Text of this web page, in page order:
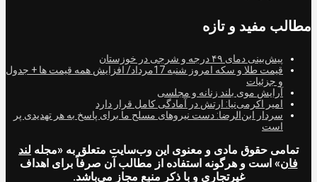
مطالب مفید و تازه
پیش‌بینی دمای ۴۹ درجه و شرجی در خوزستان
قیمت طلا و سکه امروز شنبه 17مرداد/ افزایش همه قیمت ها + جدول
و جزئیات
آرایش موی بلند زنانه و مجلسی
امیر اکرمی‌نیا: ارتش در آمادگی کامل قرار دارد
سردار ابن‌الرضا: دست نیروهای مسلح ما برای پاسخ به هر تهدیدی پر
است
تمامی حقوق مادی و معنوی این وب‌سایت متعلق به «مجله لند
فان» است و هرگونه استفاده از مطالب آن صرفاً برای اهداف
غیرتجاری و با ذکر منبع مجاز می‌باشد.